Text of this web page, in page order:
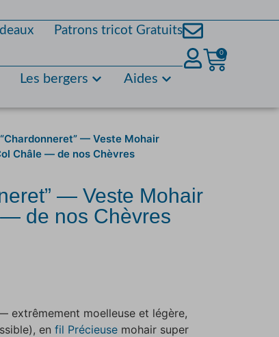
Patrons tricot Gratuits
Les bergers Aides
0
— Veste Mohair
Châle — de nos Chèvres
— Veste Mohair
de nos Chèvres
extrêmement moelleuse et légère,
enfil Précieuse mohair super